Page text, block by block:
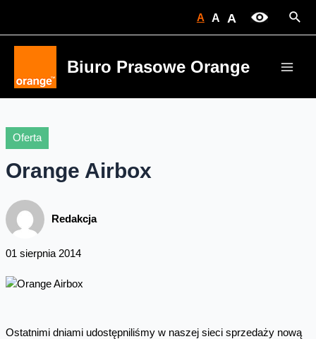
A A A
Biuro Prasowe Orange
Oferta
Orange Airbox
Redakcja
01 sierpnia 2014
Ostatnimi dniami udostępniliśmy w naszej sieci sprzedaży nową